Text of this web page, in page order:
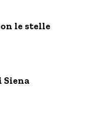
le stelle
Siena